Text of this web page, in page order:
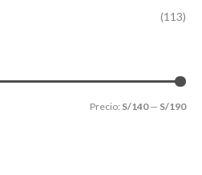
(113)
Precio: S/140— S/190